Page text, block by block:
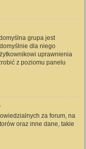
grupa jest
dla niego
uprawnienia
z poziomu panelu
za forum, na
oraz inne dane, takie